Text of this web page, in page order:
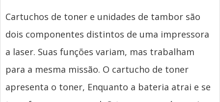
Cartuchos de toner e unidades de tambor são
dois componentes distintos de uma impressora
a laser. Suas funções variam, mas trabalham
para a mesma missão. O cartucho de toner
apresenta o toner, Enquanto a bateria atrai e se